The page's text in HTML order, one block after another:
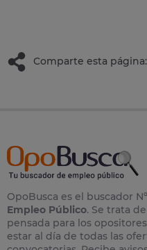
Comparte esta página:
OpoBusca es el buscador
Empleo Público. Se trata
pensada para los
estar al día de todas las